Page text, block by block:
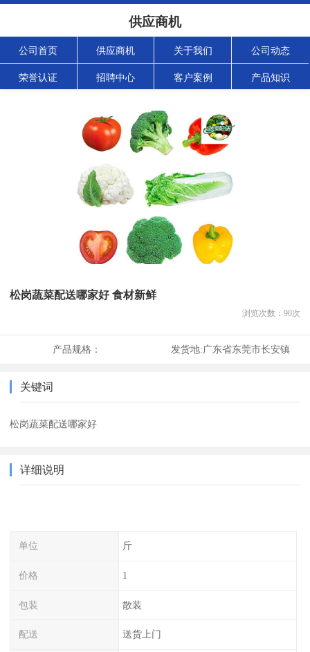
供应商机
公司首页 供应商机 关于我们 公司动态
荣誉认证 招聘中心 客户案例 产品知识
松岗蔬菜配送哪家好 食材新鲜
浏览次数： 90次
产品规格： 发货地:广东省东莞市长安镇
关键词
松岗蔬菜配送哪家好
详细说明
单位 斤
价格 1
包装 散装
配送 送货上门